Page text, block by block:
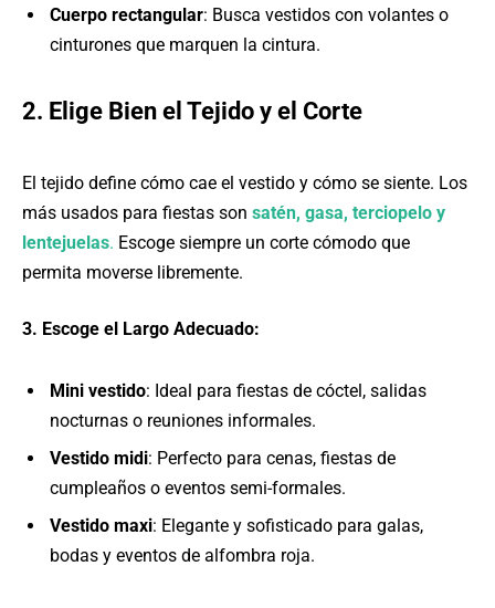
Cuerpo rectangular: Busca vestidos con volantes o
cinturones que marquen la cintura.
2. Elige Bien el Tejido y el Corte
El tejido define cómo cae el vestido y cómo se siente. Los
más usados para fiestas son satén, gasa, terciopelo y
lentejuelas. Escoge siempre un corte cómodo que
permita moverse libremente.
3. Escoge el Largo Adecuado:
Mini vestido: Ideal para fiestas de cóctel, salidas
nocturnas o reuniones informales.
Vestido midi: Perfecto para cenas, fiestas de
cumpleaños o eventos semi-formales.
Vestido maxi: Elegante y sofisticado para galas,
bodas y eventos de alfombra roja.